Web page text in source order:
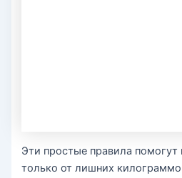
Эти простые правила помогут
только от лишних